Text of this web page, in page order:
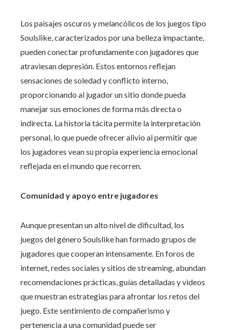
Los paisajes oscuros y melancólicos de los juegos tipo
Soulslike, caracterizados por una belleza impactante,
pueden conectar profundamente con jugadores que
atraviesan depresión. Estos entornos reflejan
sensaciones de soledad y conflicto interno,
proporcionando al jugador un sitio donde pueda
manejar sus emociones de forma más directa o
indirecta. La historia tácita permite la interpretación
personal, lo que puede ofrecer alivio al permitir que
los jugadores vean su propia experiencia emocional
reflejada en el mundo que recorren.
Comunidad y apoyo entre jugadores
Aunque presentan un alto nivel de dificultad, los
juegos del género Soulslike han formado grupos de
jugadores que cooperan intensamente. En foros de
internet, redes sociales y sitios de streaming, abundan
recomendaciones prácticas, guías detalladas y videos
que muestran estrategias para afrontar los retos del
juego. Este sentimiento de compañerismo y
pertenencia a una comunidad puede ser